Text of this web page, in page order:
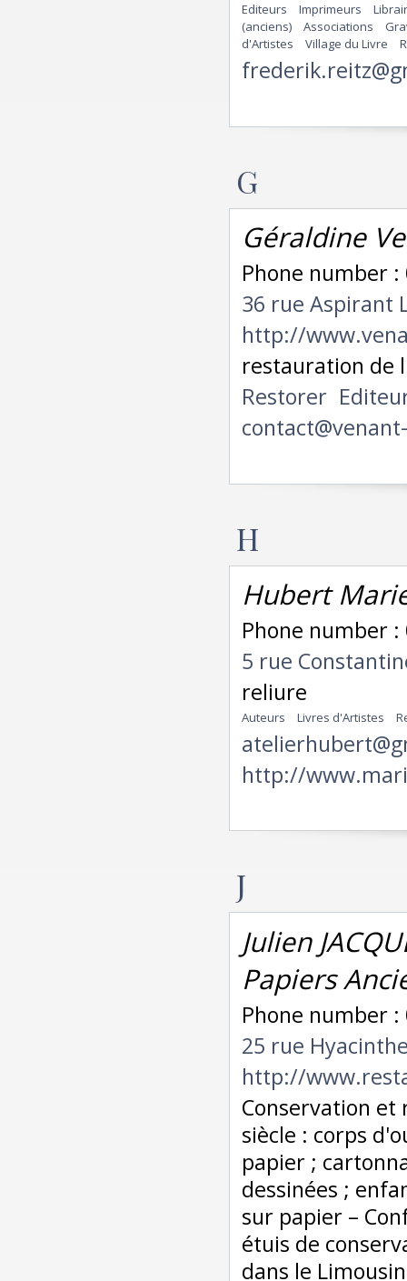
Editeurs Imprimeurs
(anciens)
Associations
d'Artistes
Village du Livre
G
Géraldine
Phone number :
36 rue Aspirant
http://
restauration de
Restorer
H
Hubert
Phone number :
5 rue
reliure
Auteurs Livres d'Artistes
http://
J
Julien
Papiers
Phone number :
25 rue
http://
Conservation et
siècle : corps
papier ;
dessinées ;
sur papier –
étuis de
dans le